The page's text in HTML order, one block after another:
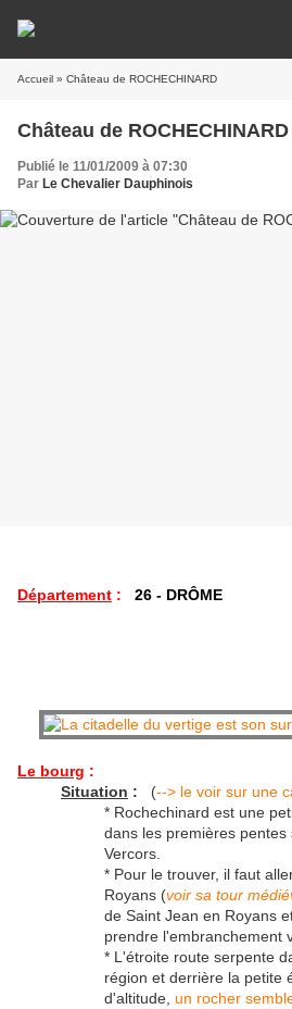
Accueil » Château de ROCHECHINARD
Château de ROCHECHINARD
Publié le 11/01/2009 à 07:30
Par Le Chevalier Dauphinois
Département : 26 - DRÔME
Le bourg :
Situation : (--> le voir sur une
* Rochechinard est une
dans les premières pentes
Vercors.
* Pour le trouver, il faut
Royans (voir sa tour
de Saint Jean en Royans
prendre l'embranchement
* L'étroite route serpente
région et derrière la petite
d'altitude, un rocher